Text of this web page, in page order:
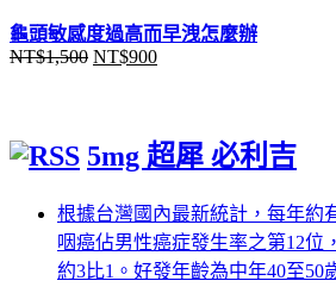
價
格：
價
格：
龜頭敏感度過高而早洩怎麼辦
NT$1,500 原
格：
NT$1,500。
NT$900目
格：
NT$900。
5mg 超犀 必利吉
根據台灣國內最新統計，每年約
咽癌佔男性癌症發生率之第12位
約3比1。好發年齡為中年40至50